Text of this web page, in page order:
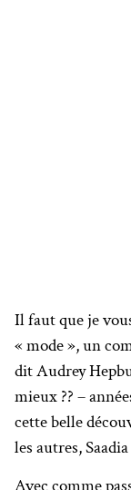
Il faut que je
« mode », un
dit Audrey
mieux ?? –
cette belle
les autres,